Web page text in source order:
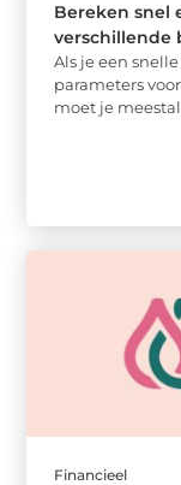
Bereken snel
verschillende
Als je een
parameters
moet je
Financieel